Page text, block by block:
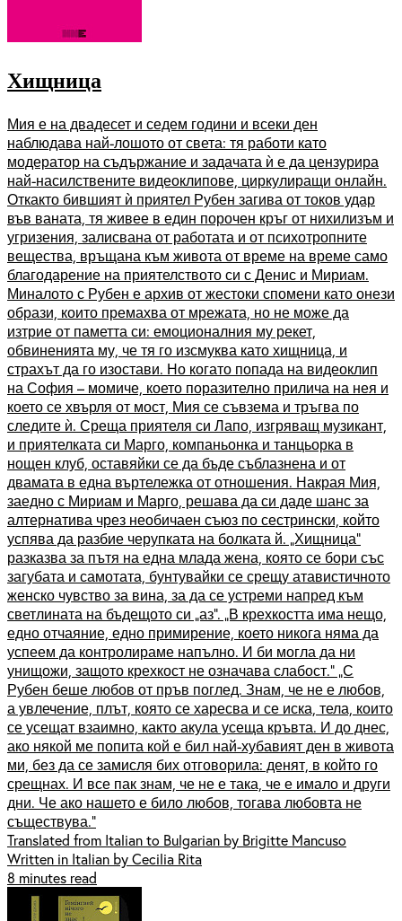
Хищница
Мия е на двадесет и седем години и всеки ден
наблюдава най-лошото от света: тя работи като
модератор на съдържание и задачата ѝ е да цензурира
най-насилствените видеоклипове, циркулиращи онлайн.
Откакто бившият ѝ приятел Рубен загива от токов удар
във ваната, тя живее в един порочен кръг от нихилизъм и
угризения, залисвана от работата и от психотропните
вещества, връщана към живота от време на време само
благодарение на приятелството си с Денис и Мириам.
Миналото с Рубен е архив от жестоки спомени като онези
образи, които премахва от мрежата, но не може да
изтрие от паметта си: емоционалния му рекет,
обвиненията му, че тя го изсмуква като хищница, и
страхът да го изостави. Но когато попада на видеоклип
на София – момиче, което поразително прилича на нея и
което се хвърля от мост, Мия се съвзема и тръгва по
следите ѝ. Среща приятеля си Лапо, изгряващ музикант,
и приятелката си Марго, компаньонка и танцьорка в
нощен клуб, оставяйки се да бъде съблазнена и от
двамата в една въртележка от отношения. Накрая Мия,
заедно с Мириам и Марго, решава да си даде шанс за
алтернатива чрез необичаен съюз по сестрински, който
успява да разбие черупката на болката й. „Хищница“
разказва за пътя на една млада жена, която се бори със
загубата и самотата, бунтувайки се срещу атавистичното
женско чувство за вина, за да се устреми напред към
светлината на бъдещото си „аз“. „В крехкостта има нещо,
едно отчаяние, едно примирение, което никога няма да
успеем да контролираме напълно. И би могла да ни
унищожи, защото крехкост не означава слабост.“ „С
Рубен беше любов от пръв поглед. Знам, че не е любов,
а увлечение, плът, която се харесва и се иска, тела, които
се усещат взаимно, както акула усеща кръвта. И до днес,
ако някой ме попита кой е бил най-хубавият ден в живота
ми, без да се замисля бих отговорила: денят, в който го
срещнах. И все пак знам, че не е така, че е имало и други
дни. Че ако нашето е било любов, тогава любовта не
съществува.“
Translated from Italian to Bulgarian by Brigitte Mancuso
Written in Italian by Cecilia Rita
8 minutes read